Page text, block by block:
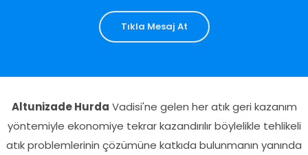
Tıkla Mesaj At
Altunizade Hurda Vadisi'ne gelen her atık geri kazanım
yöntemiyle ekonomiye tekrar kazandırılır böylelikle tehlikeli
atık problemlerinin çözümüne katkıda bulunmanın yanında